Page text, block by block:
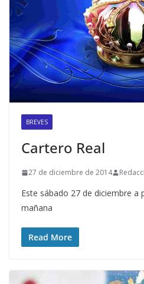
BREVES
Cartero Real
27 de diciembre de 2014
Este sábado 27 de diciembre a
mañana
Read More